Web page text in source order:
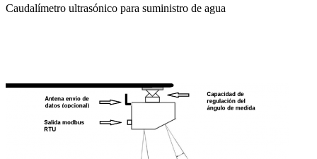
Caudalímetro ultrasónico para suministro de agua